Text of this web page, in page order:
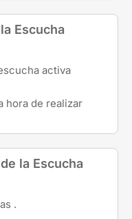
Escucha
activa
hora de realizar
la Escucha
.